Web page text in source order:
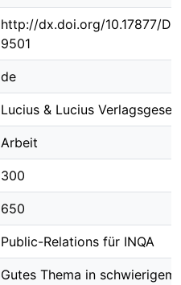
http://dx.doi.org/10.17877/
9501
de
Lucius & Lucius
Arbeit
300
650
Public-Relations für INQA
Gutes Thema in schwierigem